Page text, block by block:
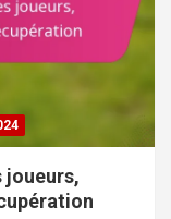
joueurs,